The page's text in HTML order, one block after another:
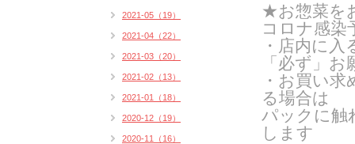
★お惣菜を
コロナ感染
・店内に
「必ず」
・お買い
る場合は
パックに触
します
2021-05（19）
2021-04（22）
2021-03（20）
2021-02（13）
2021-01（18）
2020-12（19）
2020-11（16）